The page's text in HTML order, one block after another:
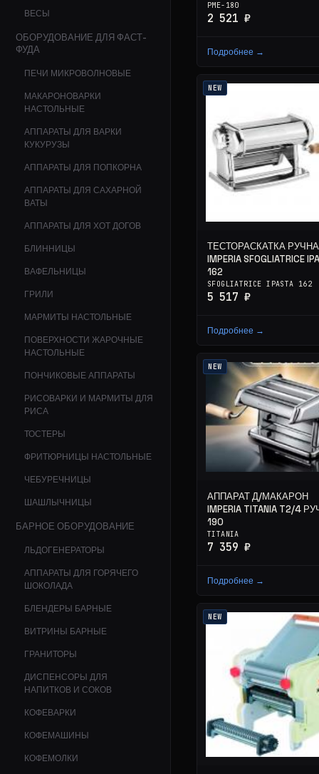
ВЕСЫ
ОБОРУДОВАНИЕ ДЛЯ ФАСТ-
ФУДА
ПЕЧИ МИКРОВОЛНОВЫЕ
МАКАРОНОВАРКИ
НАСТОЛЬНЫЕ
АППАРАТЫ ДЛЯ ВАРКИ
КУКУРУЗЫ
АППАРАТЫ ДЛЯ ПОПКОРНА
АППАРАТЫ ДЛЯ САХАРНОЙ
ВАТЫ
АППАРАТЫ ДЛЯ ХОТ ДОГОВ
БЛИННИЦЫ
ВАФЕЛЬНИЦЫ
ГРИЛИ
МАРМИТЫ НАСТОЛЬНЫЕ
ПОВЕРХНОСТИ ЖАРОЧНЫЕ
НАСТОЛЬНЫЕ
ПОНЧИКОВЫЕ АППАРАТЫ
РИСОВАРКИ И МАРМИТЫ ДЛЯ
РИСА
ТОСТЕРЫ
ФРИТЮРНИЦЫ НАСТОЛЬНЫЕ
ЧЕБУРЕЧНИЦЫ
ШАШЛЫЧНИЦЫ
БАРНОЕ ОБОРУДОВАНИЕ
ЛЬДОГЕНЕРАТОРЫ
АППАРАТЫ ДЛЯ ГОРЯЧЕГО
ШОКОЛАДА
БЛЕНДЕРЫ БАРНЫЕ
ВИТРИНЫ БАРНЫЕ
ГРАНИТОРЫ
ДИСПЕНСОРЫ ДЛЯ
НАПИТКОВ И СОКОВ
КОФЕВАРКИ
КОФЕМАШИНЫ
КОФЕМОЛКИ
PME-180
2 521 ₽
Подробнее →
NEW
ТЕСТОРАСКАТКА
IMPERIA SFOGLIATRICE
162
SFOGLIATRICE IPASTA 162
5 517 ₽
Подробнее →
NEW
АППАРАТ Д/МАКАРОН
IMPERIA TITANIA T2/4
190
TITANIA
7 359 ₽
Подробнее →
NEW